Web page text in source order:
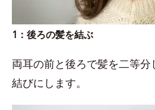
1：後ろの髪を結ぶ
両耳の前と後ろで髪を二等
結びにします。